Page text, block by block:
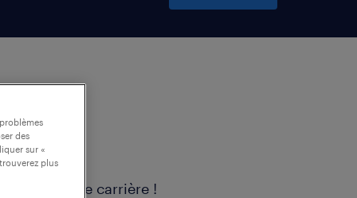
peps à votre carrière !
des
sur «
plus